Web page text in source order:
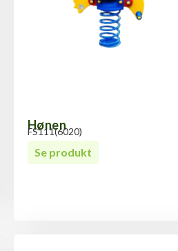
Hønen
FS111(6020)
Se produkt